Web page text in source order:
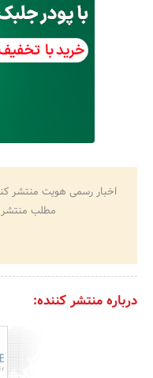
اخبار رسمی هویت منتشر
مطلب
درباره منتشر کننده: